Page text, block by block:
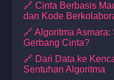
🔗 Cinta Berbasis
dan Kode
🔗 Algoritma
Gerbang Cinta?
🔗 Dari Data ke
Sentuhan Algoritma